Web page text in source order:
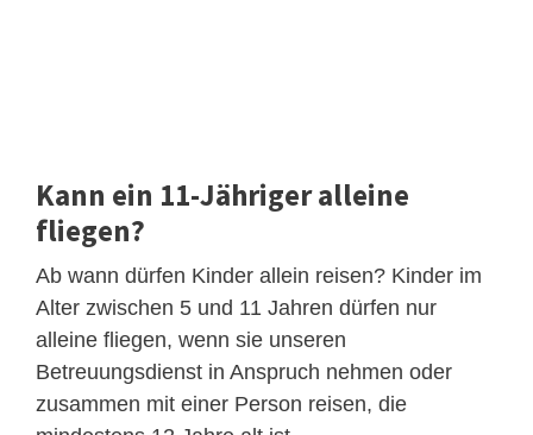
Kann ein 11-Jähriger alleine
fliegen?
Ab wann dürfen Kinder allein reisen? Kinder im
Alter zwischen 5 und 11 Jahren dürfen nur
alleine fliegen, wenn sie unseren
Betreuungsdienst in Anspruch nehmen oder
zusammen mit einer Person reisen, die